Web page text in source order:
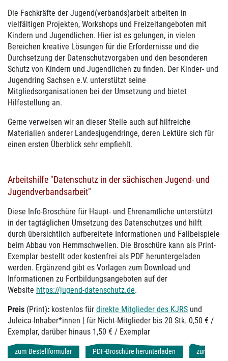
Die Fachkräfte der Jugend(verbands)arbeit arbeiten in
vielfältigen Projekten, Workshops und Freizeitangeboten mit
Kindern und Jugendlichen. Hier ist es gelungen, in vielen
Bereichen kreative Lösungen für die Erfordernisse und die
Durchsetzung der Datenschutzvorgaben und den besonderen
Schutz von Kindern und Jugendlichen zu finden. Der Kinder- und
Jugendring Sachsen e.V. unterstützt seine
Mitgliedsorganisationen bei der Umsetzung und bietet
Hilfestellung an.
Gerne verweisen wir an dieser Stelle auch auf hilfreiche
Materialien anderer Landesjugendringe, deren Lektüre sich für
einen ersten Überblick sehr empfiehlt.
Arbeitshilfe "Datenschutz in der sächischen Jugend- und
Jugendverbandsarbeit"
Diese Info-Broschüre für Haupt- und Ehrenamtliche unterstützt
in der tagtäglichen Umsetzung des Datenschutzes und hilft
durch übersichtlich aufbereitete Informationen und Fallbeispiele
beim Abbau von Hemmschwellen. Die Broschüre kann als Print-
Exemplar bestellt oder kostenfrei als PDF heruntergeladen
werden. Ergänzend gibt es Vorlagen zum Download und
Informationen zu Fortbildungsangeboten auf der
Website https://jugend-datenschutz.de.
Preis (Print): kostenlos für direkte Mitglieder des KJRS und
Juleica-Inhaber*innen | für Nicht-Mitglieder bis 20 Stk. 0,50 € /
Exemplar, darüber hinaus 1,50 € / Exemplar
zum Bestellformular PDF-Broschüre herunterladen
zur